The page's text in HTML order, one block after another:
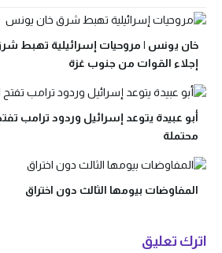
خان يونس | مروحيات إسرائيلية تهبط
إجلاء القوات من جنوب غزة
أبو عبيدة يتوعد إسرائيل وردود ترامب
محتملة
المفاوضات بيومها الثالث دون اختراق
اترك تعليق